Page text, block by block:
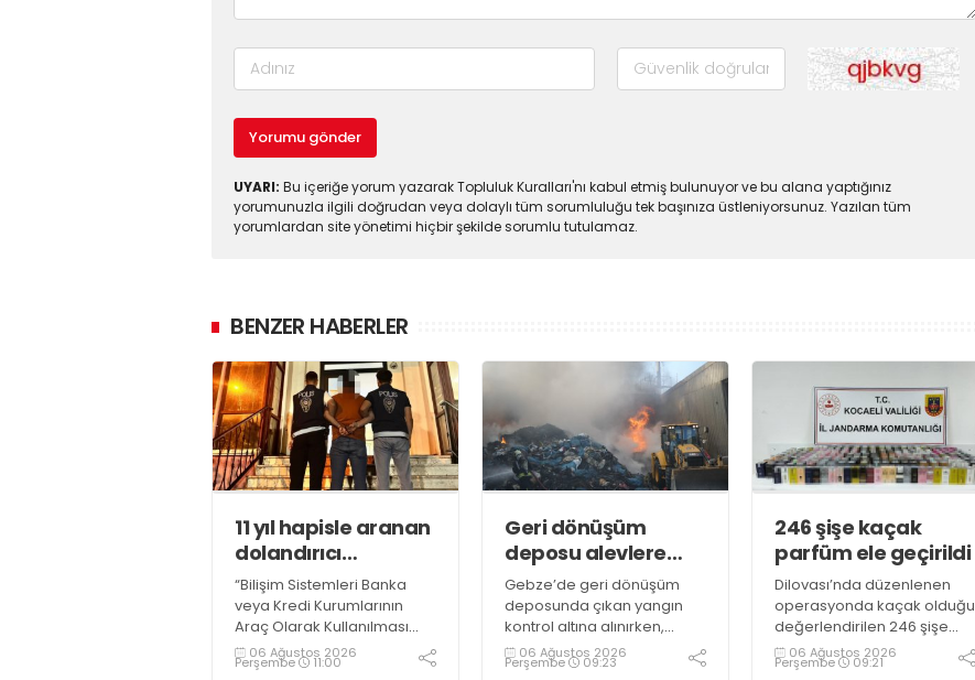
Yorumu gönder
UYARI: Bu içeriğe yorum yazarak Topluluk Kuralları'nı kabul etmiş bulunuyor ve bu alana yaptığınız
yorumunuzla ilgili doğrudan veya dolaylı tüm sorumluluğu tek başınıza üstleniyorsunuz. Yazılan tüm
yorumlardan site yönetimi hiçbir şekilde sorumlu tutulamaz.
BENZER HABERLER
11 yıl hapisle aranan
dolandırıcı
yakalandı
“Bilişim Sistemleri Banka
veya Kredi Kurumlarının
Araç Olarak Kullanılması
Suretiyle Dolandırıcılık”
suçundan 11 yıl 3 ay
06 Ağustos 2026
Perşembe 11:00
Geri dönüşüm
deposu alevlere
teslim oldu
Gebze’de geri dönüşüm
deposunda çıkan yangın
kontrol altına alınırken,
duman sebebiyle TEM ve
D100 Karayolu’nda göz gözü
06 Ağustos 2026
Perşembe 09:23
246 şişe kaçak
parfüm ele geçirildi
Dilovası’nda düzenlenen
operasyonda kaçak olduğu
değerlendirilen 246 şişe
parfüm ele geçirildi
06 Ağustos 2026
Perşembe 09:21